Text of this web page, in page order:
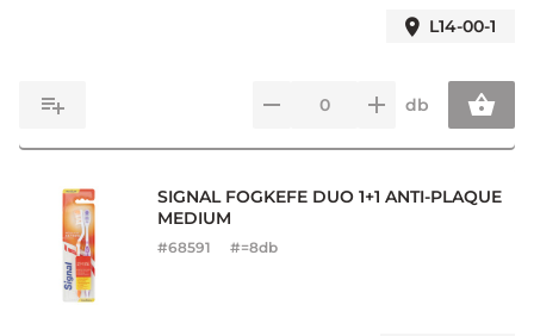
L14-00-1
db
SIGNAL FOGKEFE DUO 1+1 ANTI-PLAQUE
MEDIUM
#68591 #=8db